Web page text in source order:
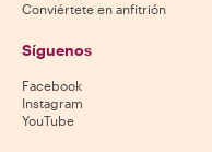
Conviértete en anfitrión
Síguenos
Facebook
Instagram
YouTube